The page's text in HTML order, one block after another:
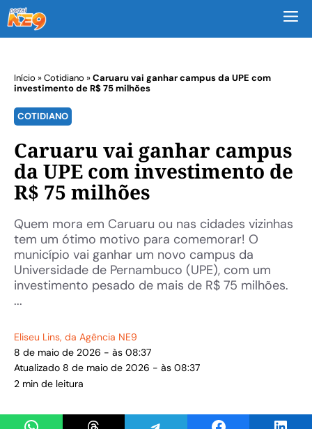
Início »Cotidiano »Caruaru vai ganhar campus da UPE com
investimento de R$ 75 milhões
COTIDIANO
Caruaru vai ganhar campus
da UPE com investimento de
R$ 75 milhões
Quem mora em Caruaru ou nas cidades vizinhas
tem um ótimo motivo para comemorar! O
município vai ganhar um novo campus da
Universidade de Pernambuco (UPE), com um
investimento pesado de mais de R$ 75 milhões.
...
Eliseu Lins, da Agência NE9
8 de maio de 2026 - às 08:37
Atualizado 8 de maio de 2026 - às 08:37
2 min de leitura
Share on WhatsAppShare on ThreadsShare on TelegramShare on Facebook